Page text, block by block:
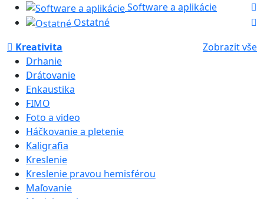
Software a aplikácie
Ostatné
Kreativita
Zobrazit vše
Drhanie
Drátovanie
Enkaustika
FIMO
Foto a video
Háčkovanie a pletenie
Kaligrafia
Kreslenie
Kreslenie pravou hemisférou
Maľovanie